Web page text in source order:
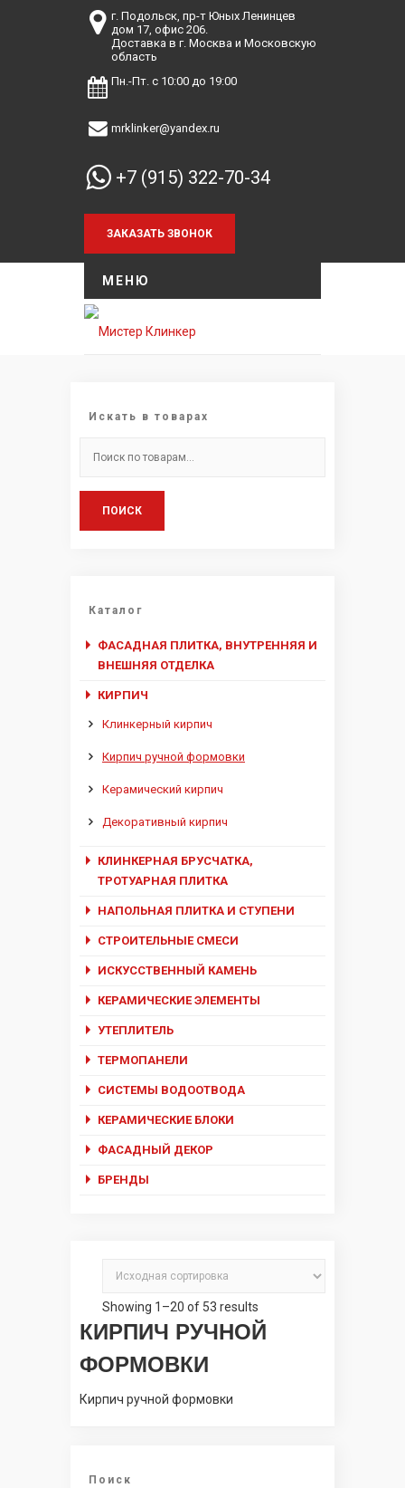
г. Подольск, пр-т Юных Ленинцев
дом 17, офис 206.
Доставка в г. Москва и Московскую
область
Пн.-Пт. с 10:00 до 19:00
mrklinker@yandex.ru
+7 (915) 322-70-34
МЕНЮ
Искать в товарах
ПОИСК
Каталог
ФАСАДНАЯ ПЛИТКА, ВНУТРЕННЯЯ И
ВНЕШНЯЯ ОТДЕЛКА
КИРПИЧ
Клинкерный кирпич
Кирпич ручной формовки
Керамический кирпич
Декоративный кирпич
КЛИНКЕРНАЯ БРУСЧАТКА,
ТРОТУАРНАЯ ПЛИТКА
НАПОЛЬНАЯ ПЛИТКА И СТУПЕНИ
СТРОИТЕЛЬНЫЕ СМЕСИ
ИСКУССТВЕННЫЙ КАМЕНЬ
КЕРАМИЧЕСКИЕ ЭЛЕМЕНТЫ
УТЕПЛИТЕЛЬ
ТЕРМОПАНЕЛИ
СИСТЕМЫ ВОДООТВОДА
КЕРАМИЧЕСКИЕ БЛОКИ
ФАСАДНЫЙ ДЕКОР
БРЕНДЫ
Showing 1–20 of 53 results
КИРПИЧ РУЧНОЙ
ФОРМОВКИ
Кирпич ручной формовки
Поиск